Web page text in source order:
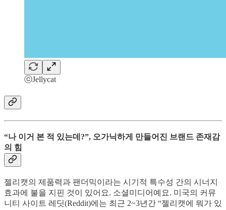
ⓒJellycat
“나 이거 본 적 있는데?”, 오가닉하게 만들어진 브랜드 존재감
의 힘
젤리캣의 제품력과 팬더믹이라는 시기적 특수성 간의 시너지
효과에 불을 지핀 것이 있어요. 소셜미디어예요. 미국의 커뮤
니티 사이트 레딧(Reddit)에는 최근 2~3년간 “젤리캣에 뭐가 있